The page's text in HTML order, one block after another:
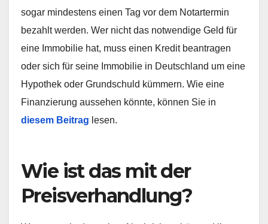
sogar mindestens einen Tag vor dem Notartermin
bezahlt werden. Wer nicht das notwendige Geld für
eine Immobilie hat, muss einen Kredit beantragen
oder sich für seine Immobilie in Deutschland um eine
Hypothek oder Grundschuld kümmern. Wie eine
Finanzierung aussehen könnte, können Sie in
diesem Beitrag lesen.
Wie ist das mit der
Preisverhandlung?